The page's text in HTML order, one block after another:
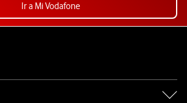
Ir a Mi Vodafone
redes sociales de Vodafone